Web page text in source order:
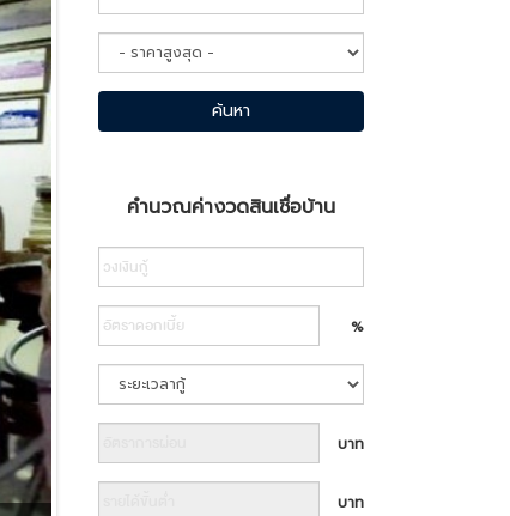
ค้นหา
คำนวณค่างวดสินเชื่อบ้าน
Search
%
บาท
บาท